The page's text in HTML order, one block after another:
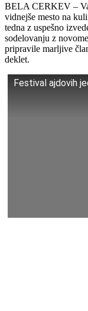
BELA CERKEV –
vidnejše mesto na
tedna z uspešno
sodelovanju z
pripravile marljive
deklet.
Festival ajdovih